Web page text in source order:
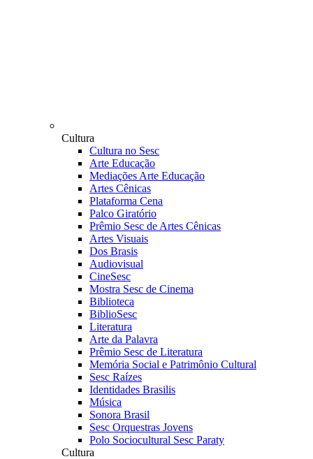
Cultura
Cultura no Sesc
Arte Educação
Mediações Arte Educação
Artes Cênicas
Plataforma Cena
Palco Giratório
Prêmio Sesc de Artes Cênicas
Artes Visuais
Dos Brasis
Audiovisual
CineSesc
Mostra Sesc de Cinema
Biblioteca
BiblioSesc
Literatura
Arte da Palavra
Prêmio Sesc de Literatura
Memória Social e Patrimônio Cultural
Sesc Raízes
Identidades Brasilis
Música
Sonora Brasil
Sesc Orquestras Jovens
Polo Sociocultural Sesc Paraty
Cultura